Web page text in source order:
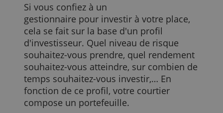
Nom Ordre 1.000 eurosOrdre 5.000 euros
Mexem 1,80 euros
3,00 euros
Degiro
2,30 euros
3,50 euros
Lynx
6,00 euros
Deutsche Bank 6,75 euros
11,75 euros
Binck
7,25 euros
9.25 euros
7,50 euros
Keytrade
7,50 euros
14,95 euros
Bolero
7,50 euros 15,00 euros
ING 20,00 euros 25,00 euros
Les coûts